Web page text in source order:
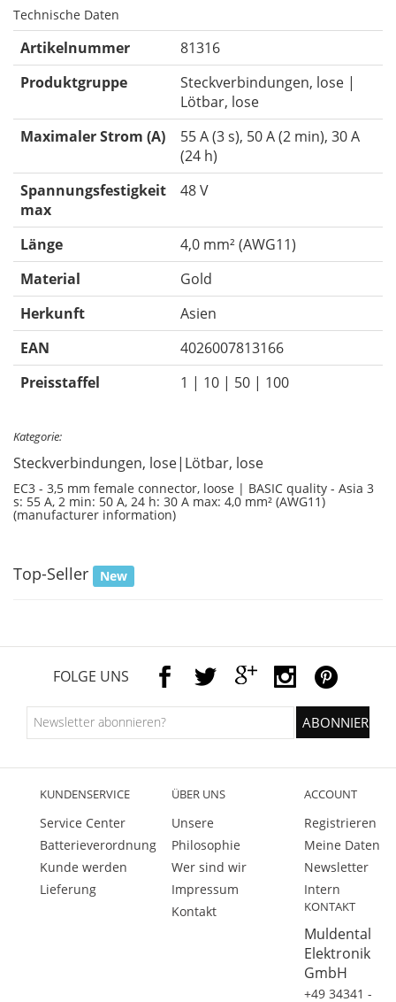
Technische Daten
Artikelnummer
81316
Produktgruppe
Steckverbindungen, lose |
Lötbar, lose
Maximaler Strom (A)
55 A (3 s), 50 A (2 min), 30 A
(24 h)
Spannungsfestigkeit
max
48 V
Länge
4,0 mm² (AWG11)
Material
Gold
Herkunft
Asien
EAN
4026007813166
Preisstaffel
1 | 10 | 50 | 100
Kategorie:
Steckverbindungen, lose|Lötbar, lose
EC3 - 3,5 mm female connector, loose | BASIC quality - Asia 3
s: 55 A, 2 min: 50 A, 24 h: 30 A max: 4,0 mm² (AWG11)
(manufacturer information)
Top-Seller New
FOLGE UNS
KUNDENSERVICE
Service Center
Batterieverordnung
Kunde werden
Lieferung
ÜBER UNS
Unsere
Philosophie
Wer sind wir
Impressum
Kontakt
ACCOUNT
Registrieren
Meine Daten
Newsletter
Intern
KONTAKT
Muldental
Elektronik
GmbH
+49 34341 -